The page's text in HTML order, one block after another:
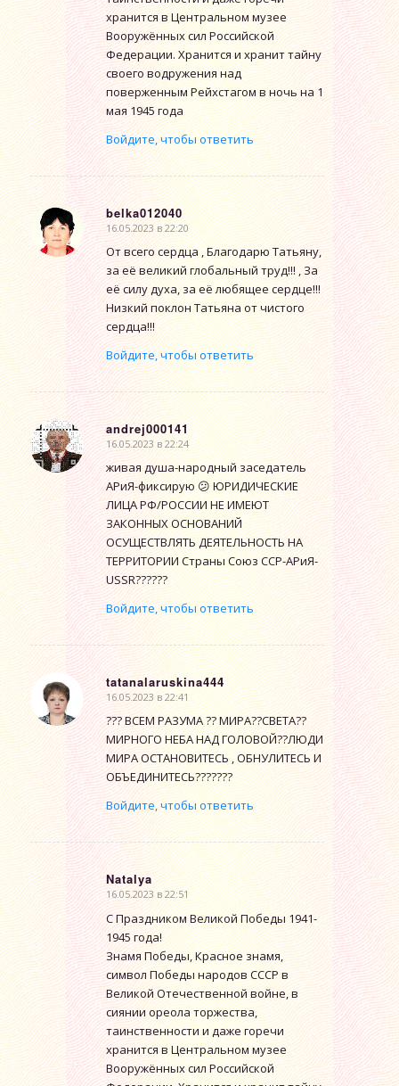
хранится в Центральном музее
Вооружённых сил Российской
Федерации. Хранится и хранит тайну
своего водружения над
поверженным Рейхстагом в ночь на 1
мая 1945 года
Войдите, чтобы ответить
belka012040
говорит:
16.05.2023 в 22:20
От всего сердца , Благодарю Татьяну,
за её великий глобальный труд!!! , За
её силу духа, за её любящее сердце!!!
Низкий поклон Татьяна от чистого
сердца!!!
Войдите, чтобы ответить
andrej000141
говорит:
16.05.2023 в 22:24
живая душа-народный заседатель
АРиЯ-фиксирую 😕 ЮРИДИЧЕСКИЕ
ЛИЦА РФ/РОССИИ НЕ ИМЕЮТ
ЗАКОННЫХ ОСНОВАНИЙ
ОСУЩЕСТВЛЯТЬ ДЕЯТЕЛЬНОСТЬ НА
ТЕРРИТОРИИ Страны Союз ССР-АРиЯ-
USSR??????
Войдите, чтобы ответить
tatanalaruskina444
говорит:
16.05.2023 в 22:41
??? ВСЕМ РАЗУМА ?? МИРА??СВЕТА??
МИРНОГО НЕБА НАД ГОЛОВОЙ??ЛЮДИ
МИРА ОСТАНОВИТЕСЬ , ОБНУЛИТЕСЬ И
ОБЪЕДИНИТЕСЬ???????
Войдите, чтобы ответить
Natalya
говорит:
16.05.2023 в 22:51
С Праздником Великой Победы 1941-
1945 года!
Знамя Победы, Красное знамя,
символ Победы народов СССР в
Великой Отечественной войне, в
сиянии ореола торжества,
таинственности и даже горечи
хранится в Центральном музее
Вооружённых сил Российской